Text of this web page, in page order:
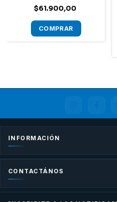
$61.900,00
INFORMACIÓN
CONTACTÁNOS